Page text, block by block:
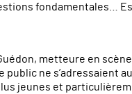
fondamentales…
metteure en
ne s’adressaient
jeunes et